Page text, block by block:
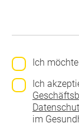
Ich
Einwilligung
* Ich
im